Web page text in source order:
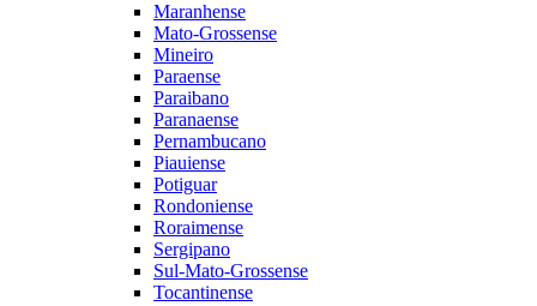
Maranhense
Mato-Grossense
Mineiro
Paraense
Paraibano
Paranaense
Pernambucano
Piauiense
Potiguar
Rondoniense
Roraimense
Sergipano
Sul-Mato-Grossense
Tocantinense